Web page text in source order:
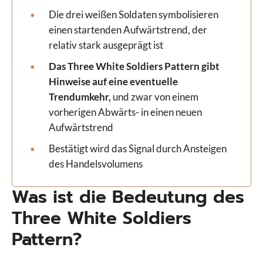
Die drei weißen Soldaten symbolisieren
einen startenden Aufwärtstrend, der
relativ stark ausgeprägt ist
Das Three White Soldiers Pattern gibt
Hinweise auf eine eventuelle
Trendumkehr, und zwar von einem
vorherigen Abwärts- in einen neuen
Aufwärtstrend
Bestätigt wird das Signal durch Ansteigen
des Handelsvolumens
Was ist die Bedeutung des
Three White Soldiers
Pattern?